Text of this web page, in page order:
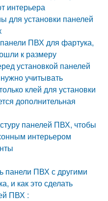
интерьера
для установки панелей
ПВХ для фартука,
к размеру
установкой панелей
учитывать
клей для установки
дополнительная
панелей ПВХ, чтобы
интерьером
панели ПВХ с другими
и как это сделать
ПВХ :